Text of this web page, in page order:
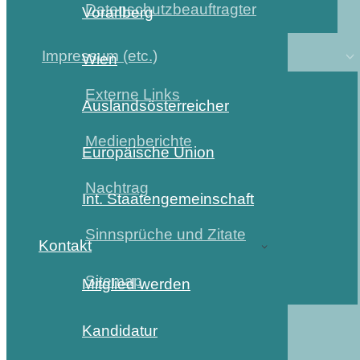
Datenschutzbeauftragter
Impressum (etc.)
Externe Links
Medienberichte
Nachtrag
Sinnsprüche und Zitate
Sitemap
Vorarlberg
Wien
Auslandsösterreicher
Europäische Union
Int. Staatengemeinschaft
Kontakt
Mitglied werden
Kandidatur